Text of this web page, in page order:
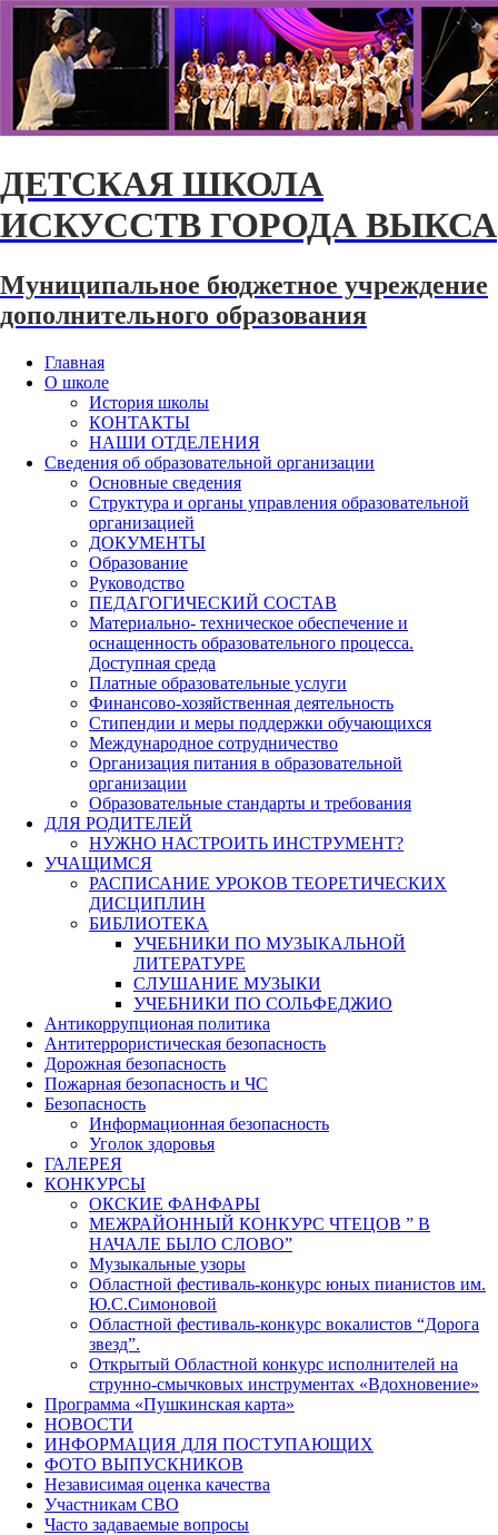
ДЕТСКАЯ ШКОЛА
ИСКУССТВ ГОРОДА ВЫКСА
Муниципальное бюджетное учреждение
дополнительного образования
Главная
О школе
История школы
КОНТАКТЫ
НАШИ ОТДЕЛЕНИЯ
Сведения об образовательной организации
Основные сведения
Структура и органы управления образовательной
организацией
ДОКУМЕНТЫ
Образование
Руководство
ПЕДАГОГИЧЕСКИЙ СОСТАВ
Материально- техническое обеспечение и
оснащенность образовательного процесса.
Доступная среда
Платные образовательные услуги
Финансово-хозяйственная деятельность
Стипендии и меры поддержки обучающихся
Международное сотрудничество
Организация питания в образовательной
организации
Образовательные стандарты и требования
ДЛЯ РОДИТЕЛЕЙ
НУЖНО НАСТРОИТЬ ИНСТРУМЕНТ?
УЧАЩИМСЯ
РАСПИСАНИЕ УРОКОВ ТЕОРЕТИЧЕСКИХ
ДИСЦИПЛИН
БИБЛИОТЕКА
УЧЕБНИКИ ПО МУЗЫКАЛЬНОЙ
ЛИТЕРАТУРЕ
СЛУШАНИЕ МУЗЫКИ
УЧЕБНИКИ ПО СОЛЬФЕДЖИО
Антикоррупционая политика
Антитеррористическая безопасность
Дорожная безопасность
Пожарная безопасность и ЧС
Безопасность
Информационная безопасность
Уголок здоровья
ГАЛЕРЕЯ
КОНКУРСЫ
ОКСКИЕ ФАНФАРЫ
МЕЖРАЙОННЫЙ КОНКУРС ЧТЕЦОВ ” В
НАЧАЛЕ БЫЛО СЛОВО”
Музыкальные узоры
Областной фестиваль-конкурс юных пианистов им.
Ю.С.Симоновой
Областной фестиваль-конкурс вокалистов “Дорога
звезд”.
Открытый Областной конкурс исполнителей на
струнно-смычковых инструментах «Вдохновение»
Программа «Пушкинская карта»
НОВОСТИ
ИНФОРМАЦИЯ ДЛЯ ПОСТУПАЮЩИХ
ФОТО ВЫПУСКНИКОВ
Независимая оценка качества
Участникам СВО
Часто задаваемые вопросы